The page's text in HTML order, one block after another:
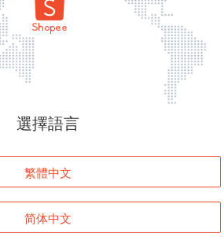
頁面無法顯示
登入
返回首頁
選擇語言
繁體中文
简体中文